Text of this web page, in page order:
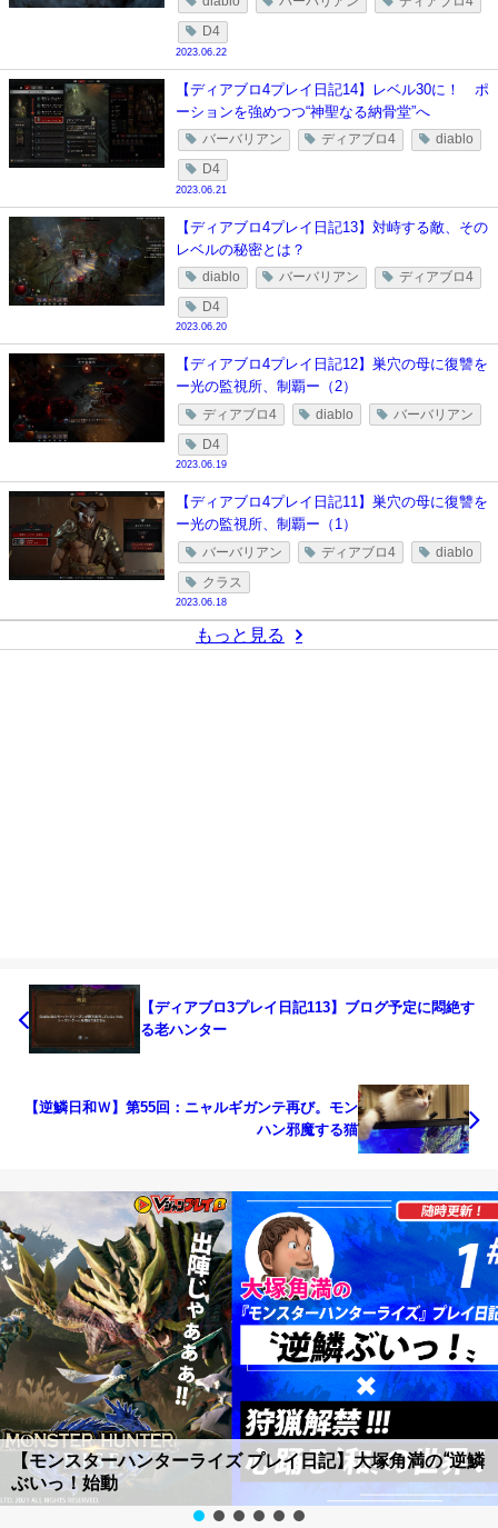
D4
2023.06.22
【ディアブロ4プレイ日記14】レベル30に！ ポ
ーションを強めつつ“神聖なる納骨堂”へ
バーバリアン ディアブロ4 diablo
D4
2023.06.21
【ディアブロ4プレイ日記13】対峙する敵、その
レベルの秘密とは？
diablo バーバリアン ディアブロ4
D4
2023.06.20
【ディアブロ4プレイ日記12】巣穴の母に復讐を
ー光の監視所、制覇ー（2）
ディアブロ4 diablo バーバリアン
D4
2023.06.19
【ディアブロ4プレイ日記11】巣穴の母に復讐を
ー光の監視所、制覇ー（1）
バーバリアン ディアブロ4 diablo
クラス
2023.06.18
もっと見る
【ディアブロ3プレイ日記113】ブログ予定に悶絶す
る老ハンター
【逆鱗日和Ｗ】第55回：ニャルギガンテ再び。モン
ハン邪魔する猫
【モンスターハンターライズ プレイ日記】大塚角満の“逆鱗
ぶいっ！始動